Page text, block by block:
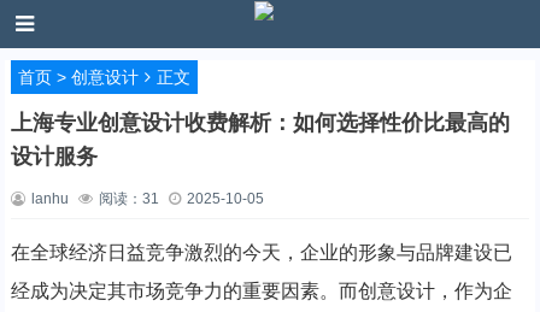
首页> 创意设计 正文
上海专业创意设计收费解析：如何选择性价比最高的
设计服务
lanhu 阅读： 31 2025-10-05
在全球经济日益竞争激烈的今天，企业的形象与品牌建设已
经成为决定其市场竞争力的重要因素。而创意设计，作为企